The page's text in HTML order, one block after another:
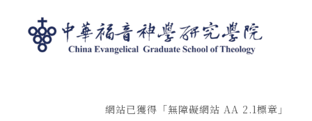
網站已獲得「無障礙網站 AA 2.1標章」